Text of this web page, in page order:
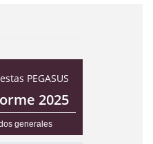
PEGASUS
2025
generales